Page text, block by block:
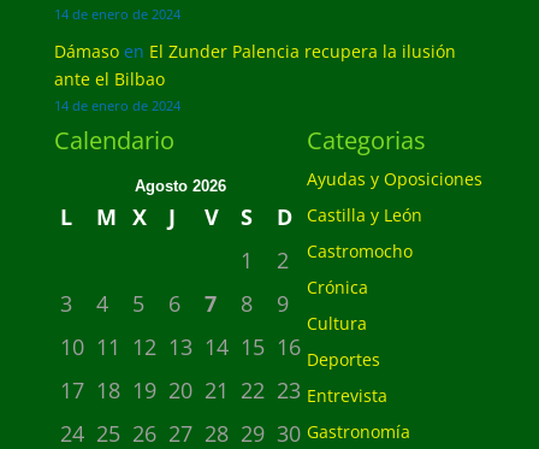
14 de enero de 2024
Dámasoen El Zunder Palencia recupera la ilusión
ante el Bilbao
14 de enero de 2024
Calendario
Agosto 2026
L M X J V S
D
1
2
3
4 5 6 7 8
9
10 11 12 13 14 15 16
17 18 19 20 21 22 23
24 25 26 27 28 29 30
Categorias
Ayudas y Oposiciones
Castilla y León
Castromocho
Crónica
Cultura
Deportes
Entrevista
Gastronomía